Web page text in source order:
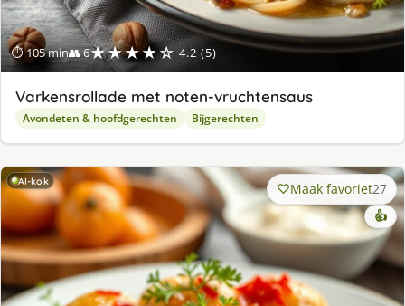
⏱ 105 min👥 6★★★★☆ 4.2 (5)
Varkensrollade met noten-vruchtensaus
Avondeten & hoofdgerechten Bijgerechten
AI-kok Maak favoriet27
👍